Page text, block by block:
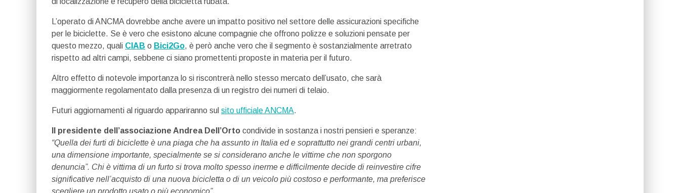
L’operato di ANCMA dovrebbe anche avere un impatto positivo nel settore delle assicurazioni specifiche
per le biciclette. Se è vero che esistono alcune compagnie che offrono polizze e soluzioni pensate per
questo mezzo, quali CIAB o Bici2Go, è però anche vero che il segmento è sostanzialmente arretrato
rispetto ad altri campi, sebbene ci siano promettenti proposte in materia per il futuro.
Altro effetto di notevole importanza lo si riscontrerà nello stesso mercato dell’usato, che sarà
maggiormente regolamentato dalla presenza di un registro dei numeri di telaio.
Futuri aggiornamenti al riguardo appariranno sul sito ufficiale ANCMA.
Il presidente dell’associazione Andrea Dell’Orto condivide in sostanza i nostri pensieri e speranze:
“Quella dei furti di biciclette è una piaga che ha assunto in Italia ed e soprattutto nei grandi centri urbani,
una dimensione importante, specialmente se si considerano anche le vittime che non sporgono
denuncia”. Chi è vittima di un furto si trova molto spesso inerme e difficilmente decide di reinvestire cifre
significative nell’acquisto di una nuova bicicletta o di un veicolo più costoso e performante, ma preferisce
scegliere un prodotto usato o più economico”.